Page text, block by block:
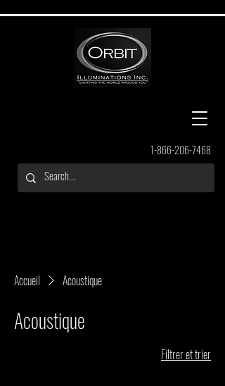
1-866-206-7468
Accueil Acoustique
Acoustique
Filtrer et trier